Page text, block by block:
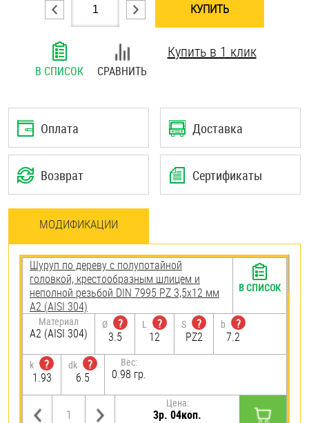
КУПИТЬ
В СПИСОК СРАВНИТЬ
Купить в 1 клик
Оплата Доставка
Возврат Сертификаты
МОДИФИКАЦИИ
Шуруп по дереву с полупотайной
головкой, крестообразным шлицем и
неполной резьбой DIN 7995 PZ 3,5х12 мм
А2 (AISI 304)
Материал
А2 (AISI 304)
Ø
?
3.5
L
?
12
S
?
PZ2
b
?
7.2
k
?
1.93
dk
?
6.5
Вес:
0.98 гр.
Цена:
3р. 04коп.
В СПИСОК